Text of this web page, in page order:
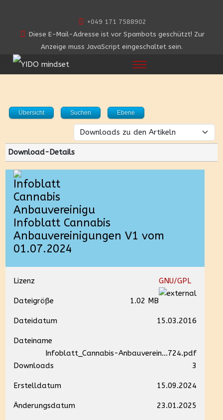
+049 171 7588902
Diese E-Mail-Adresse ist vor Spambots geschützt! Zur
Anzeige muss JavaScript eingeschaltet sein.
Übersicht Suchen Ebene
Download-Details
Infoblatt Cannabis
Anbauvereinigungen V1 vom
01.07.2024
Lizenz GNU/GPL
Dateigröße 1.02 MB
Dateidatum 15.03.2016
Dateiname
Infoblatt_Cannabis-Anbauverein...724.pdf
Downloads
3
Erstelldatum 15.09.2024
Änderungsdatum 23.01.2025